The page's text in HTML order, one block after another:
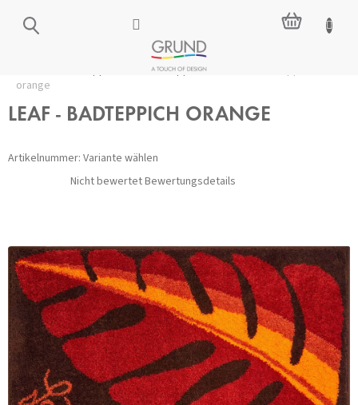
Inhalt
springen
Alle Teppiche
orange
LEAF - BADTEPPICH ORANGE
Artikelnummer: Variante wählen
Die
durchschnittliche
Sternen.
Nicht bewertetBewertungsdetails